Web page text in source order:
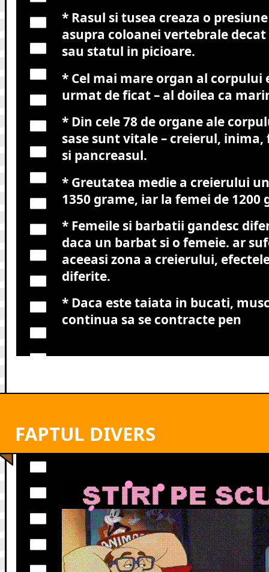
* Rasul si tusea creaza o
asupra coloanei vertebrale decat
sau statul in picioare.
* Cel mai mare organ al corpului
urmat de ficat – al doilea ca
* Din cele 78 de organe ale
sase sunt vitale – creierul,
si pancreasul.
* Greutatea medie a creierului
1350 grame, iar la femei de 1200
* Femeile si barbatii gandesc
daca un barbat si o femeie. ar
aceeasi zona a creierului,
diferite.
* Daca este taiata in bucati,
continua sa se contracte pen
FAPTUL DIVERS